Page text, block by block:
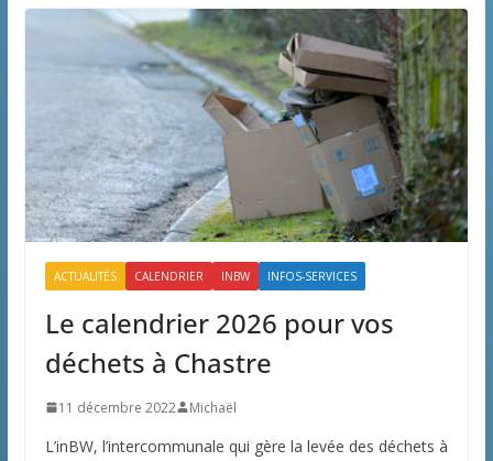
ACTUALITÉS CALENDRIER INBW INFOS-SERVICES
Le calendrier 2026 pour vos
déchets à Chastre
11 décembre 2022 Michaël
L’inBW, l’intercommunale qui gère la levée des déchets à